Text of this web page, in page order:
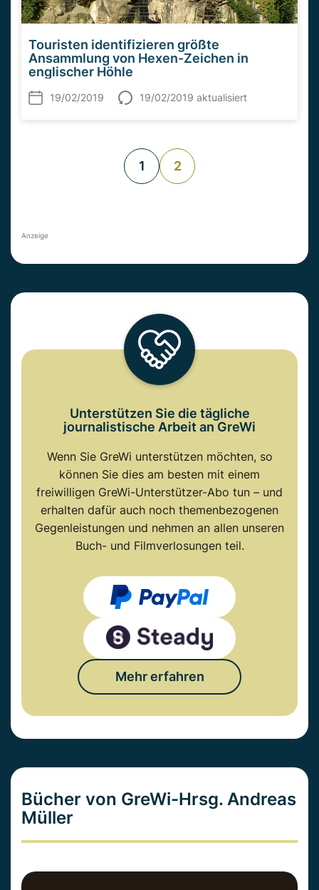
Touristen identifizieren größte
Ansammlung von Hexen-Zeichen in
englischer Höhle
19/02/2019 19/02/2019 aktualisiert
1 2
Anzeige
Unterstützen Sie die tägliche
journalistische Arbeit an GreWi
Wenn Sie GreWi unterstützen möchten, so
können Sie dies am besten mit einem
freiwilligen GreWi-Unterstützer-Abo tun – und
erhalten dafür auch noch themenbezogenen
Gegenleistungen und nehmen an allen unseren
Buch- und Filmverlosungen teil.
Mehr erfahren
Bücher von GreWi-Hrsg. Andreas
Müller